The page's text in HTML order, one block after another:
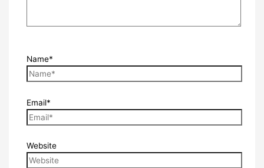
Name*
Email*
Website